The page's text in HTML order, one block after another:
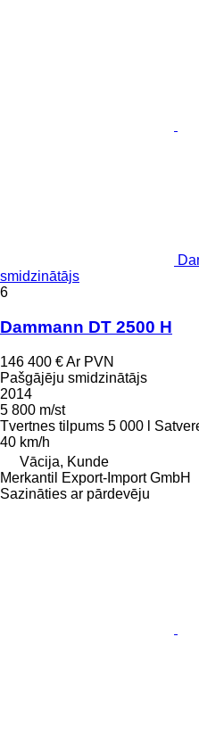
smidzinātājs
6
Dammann DT 2500 H
146 400 €Ar PVN
Pašgājēju smidzinātājs
2014
5 800 m/st
Tvertnes tilpums 5 000 l
40 km/h
Vācija, Kunde
Merkantil Export-Import GmbH
Sazināties ar pārdevēju